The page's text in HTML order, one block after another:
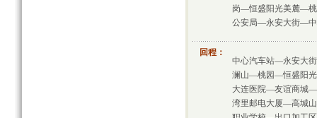
岗—恒盛阳光美麓—
公安局—永安大街—中
回程：
中心汽车站—永安大
澜山—桃园—恒盛阳
大连医院—友谊商城
湾里邮电大厦—高城